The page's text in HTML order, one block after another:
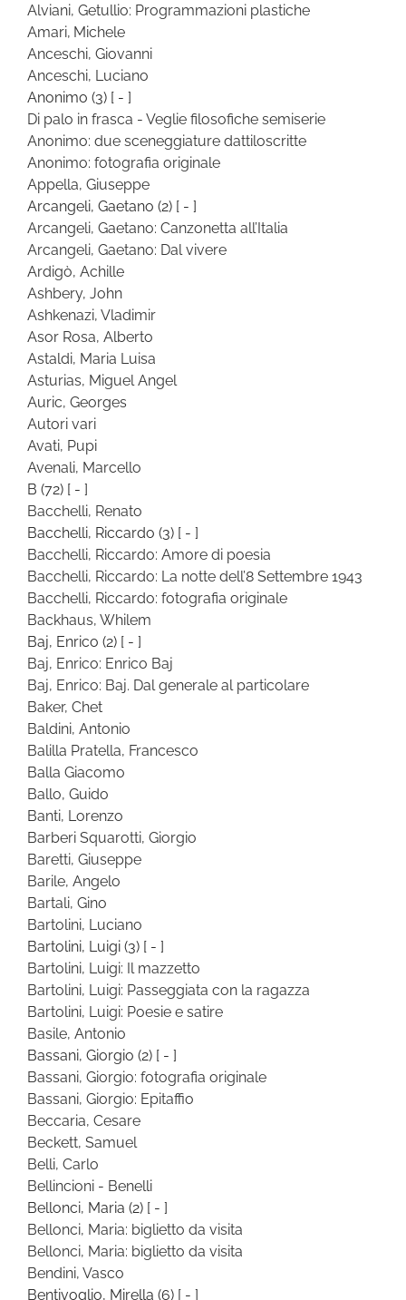
Alviani, Getullio: Programmazioni plastiche
Amari, Michele
Anceschi, Giovanni
Anceschi, Luciano
Anonimo (3) [ - ]
Di palo in frasca - Veglie filosofiche semiserie
Anonimo: due sceneggiature dattiloscritte
Anonimo: fotografia originale
Appella, Giuseppe
Arcangeli, Gaetano (2) [ - ]
Arcangeli, Gaetano: Canzonetta all’Italia
Arcangeli, Gaetano: Dal vivere
Ardigò, Achille
Ashbery, John
Ashkenazi, Vladimir
Asor Rosa, Alberto
Astaldi, Maria Luisa
Asturias, Miguel Angel
Auric, Georges
Autori vari
Avati, Pupi
Avenali, Marcello
B (72) [ - ]
Bacchelli, Renato
Bacchelli, Riccardo (3) [ - ]
Bacchelli, Riccardo: Amore di poesia
Bacchelli, Riccardo: La notte dell’8 Settembre 1943
Bacchelli, Riccardo: fotografia originale
Backhaus, Whilem
Baj, Enrico (2) [ - ]
Baj, Enrico: Enrico Baj
Baj, Enrico: Baj. Dal generale al particolare
Baker, Chet
Baldini, Antonio
Balilla Pratella, Francesco
Balla Giacomo
Ballo, Guido
Banti, Lorenzo
Barberi Squarotti, Giorgio
Baretti, Giuseppe
Barile, Angelo
Bartali, Gino
Bartolini, Luciano
Bartolini, Luigi (3) [ - ]
Bartolini, Luigi: Il mazzetto
Bartolini, Luigi: Passeggiata con la ragazza
Bartolini, Luigi: Poesie e satire
Basile, Antonio
Bassani, Giorgio (2) [ - ]
Bassani, Giorgio: fotografia originale
Bassani, Giorgio: Epitaffio
Beccaria, Cesare
Beckett, Samuel
Belli, Carlo
Bellincioni - Benelli
Bellonci, Maria (2) [ - ]
Bellonci, Maria: biglietto da visita
Bellonci, Maria: biglietto da visita
Bendini, Vasco
Bentivoglio, Mirella (6) [ - ]